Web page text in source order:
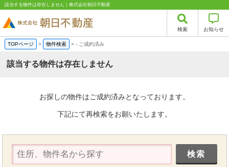
該当する物件は存在しません｜株式会社朝日不動産
検索 お知らせ
TOPページ > 物件検索 >- ご成約済み
該当する物件は存在しません
お探しの物件はご成約済みとなっております。
下記にて再検索をお願いたします。